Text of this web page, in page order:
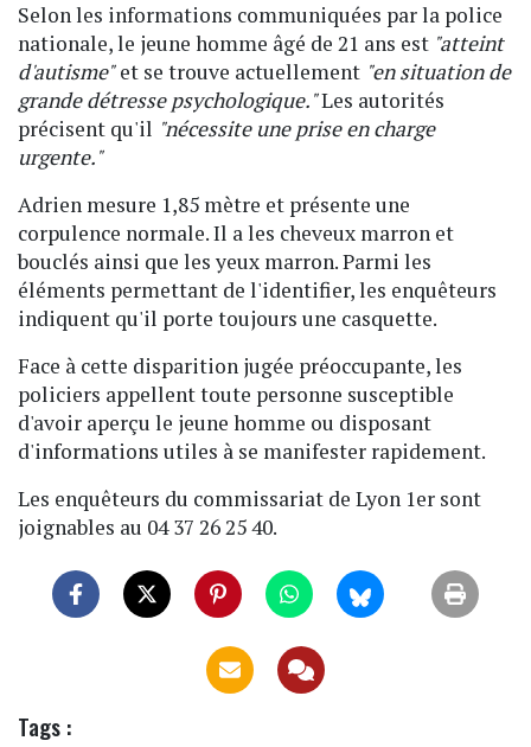
Selon les informations communiquées par la police
nationale, le jeune homme âgé de 21 ans est "atteint
d'autisme"et se trouve actuellement "en situation de
grande détresse psychologique."Les autorités
précisent qu'il "nécessite une prise en charge
urgente."
Adrien mesure 1,85 mètre et présente une
corpulence normale. Il a les cheveux marron et
bouclés ainsi que les yeux marron. Parmi les
éléments permettant de l'identifier, les enquêteurs
indiquent qu'il porte toujours une casquette.
Face à cette disparition jugée préoccupante, les
policiers appellent toute personne susceptible
d'avoir aperçu le jeune homme ou disposant
d'informations utiles à se manifester rapidement.
Les enquêteurs du commissariat de Lyon 1er sont
joignables au 04 37 26 25 40.
Tags :